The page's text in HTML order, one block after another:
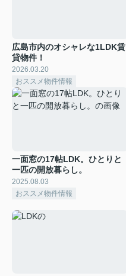
広島市内のオシャレな1LDK賃
貸物件！
2026.03.20
おススメ物件情報
一面窓の17帖LDK。ひとりと
一匹の開放暮らし。
2025.08.03
おススメ物件情報